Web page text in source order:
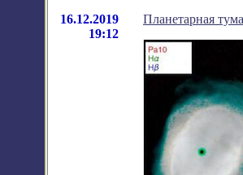
16.12.2019
19:12
Планетарная